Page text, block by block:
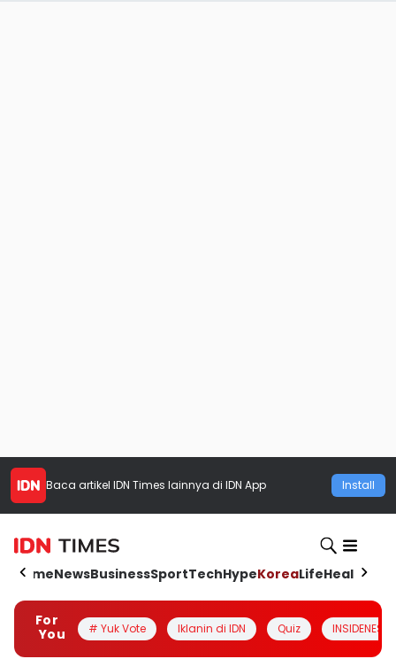
Baca artikel IDN Times lainnya di IDN App Install
HomeNewsBusinessSportTechHypeKoreaLifeHealth
For
You
# Yuk Vote Iklanin di IDN Quiz INSIDENESIA